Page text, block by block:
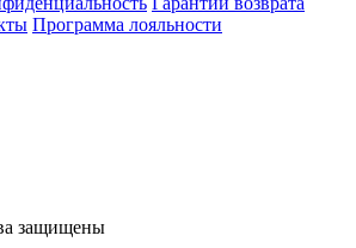
Программа лояльности
защищены